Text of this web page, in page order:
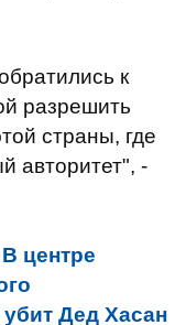
к
разрешить
страны, где
авторитет", -
В центре
Дед Хасан